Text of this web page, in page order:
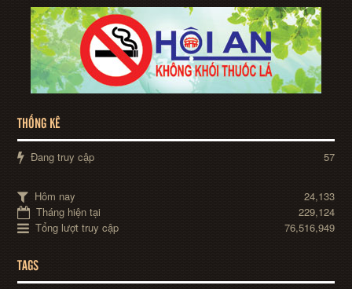
THỐNG KÊ
Đang truy cập 57
Hôm nay
24,133
Tháng hiện tại
229,124
Tổng lượt truy cập
76,516,949
TAGS